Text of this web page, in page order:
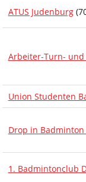
ATUS Judenburg
Arbeiter-Turn- und
Union Studenten
Drop in
1. Badmintonclub